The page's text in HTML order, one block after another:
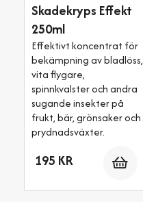
Skadekryps Effekt
250ml
Effektivt koncentrat för
bekämpning av bladlöss,
vita flygare,
spinnkvalster och andra
sugande insekter på
frukt, bär, grönsaker och
prydnadsväxter.
195 KR